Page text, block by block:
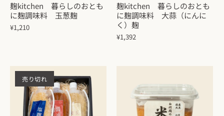
麹kitchen 暮らしのおとも
に麹調味料 玉葱麹
¥1,210
麹kitchen 暮らしのおとも
に麹調味料 大蒜（にんに
く）麹
¥1,392
売り切れ